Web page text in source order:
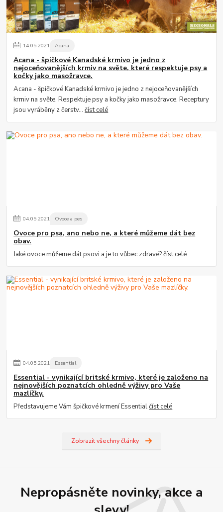
14.05.2021 Acana
Acana - špičkové Kanadské krmivo je jedno z
nejoceňovanějších krmiv na světe, které respektuje psy a
kočky jako masožravce.
Acana - špičkové Kanadské krmivo je jedno z nejoceňovanějších
krmiv na světe. Respektuje psy a kočky jako masožravce. Receptury
jsou vyráběny z čerstv...číst celé
04.05.2021 Ovoce a pes
Ovoce pro psa, ano nebo ne, a které můžeme dát bez
obav.
Jaké ovoce můžeme dát psovi a je to vůbec zdravé?číst celé
04.05.2021 Essential
Essential - vynikající britské krmivo, které je založeno na
nejnovějších poznatcích ohledně výživy pro Vaše
mazlíčky.
Představujeme Vám špičkové krmení Essentialčíst celé
Zobrazit všechny články
Nepropásněte novinky, akce a